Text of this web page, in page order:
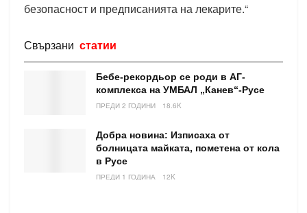
безопасност и предписанията на лекарите.“
Свързани статии
Бебе-рекордьор се роди в АГ-
комплекса на УМБАЛ „Канев“-Русе
ПРЕДИ 2 ГОДИНИ 18.6K
Добра новина: Изписаха от
болницата майката, пометена от кола
в Русе
ПРЕДИ 1 ГОДИНА 12K